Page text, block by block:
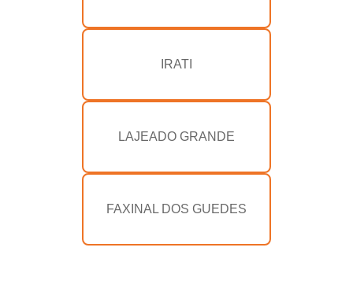
IRATI
LAJEADO GRANDE
FAXINAL DOS GUEDES